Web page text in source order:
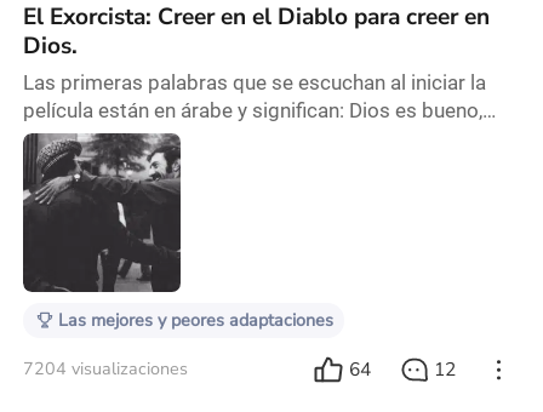
El Exorcista: Creer en el Diablo para creer en
Dios.
Las primeras palabras que se escuchan al iniciar la
película están en árabe y significan: Dios es bueno,
Dios es grande. Desde hace unos años, se viene
utilizando el término “horror elevado”, para referirse a
cintas que están dentro del canon del género de terror
pero que según algunos críticos deben ser tomadas
en serio porque quizá tienen otro trasfondo, más allá
de las convenciones de que lo qu
Las mejores y peores adaptaciones
7204 visualizaciones 64 12